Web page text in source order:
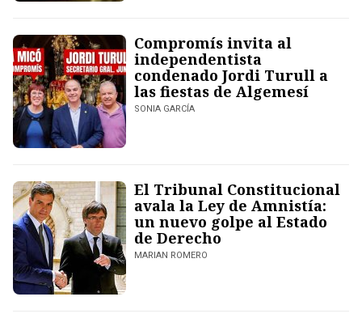
Compromís invita al
independentista
condenado Jordi Turull a
las fiestas de Algemesí
SONIA GARCÍA
El Tribunal Constitucional
avala la Ley de Amnistía:
un nuevo golpe al Estado
de Derecho
MARIAN ROMERO